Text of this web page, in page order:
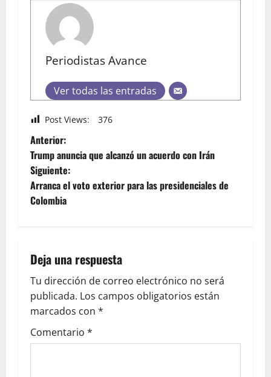
Periodistas Avance
Ver todas las entradas
Post Views: 376
Anterior:
Trump anuncia que alcanzó un acuerdo con Irán
Siguiente:
Arranca el voto exterior para las presidenciales de
Colombia
Deja una respuesta
Tu dirección de correo electrónico no será
publicada. Los campos obligatorios están
marcados con *
Comentario *